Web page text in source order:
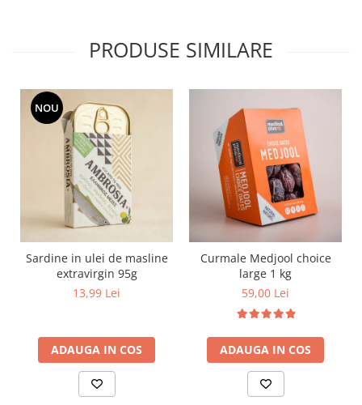
PRODUSE SIMILARE
NOU
Sardine in ulei de masline
extravirgin 95g
13,99 Lei
ADAUGA IN COS
Curmale Medjool choice
large 1 kg
59,00 Lei
ADAUGA IN COS